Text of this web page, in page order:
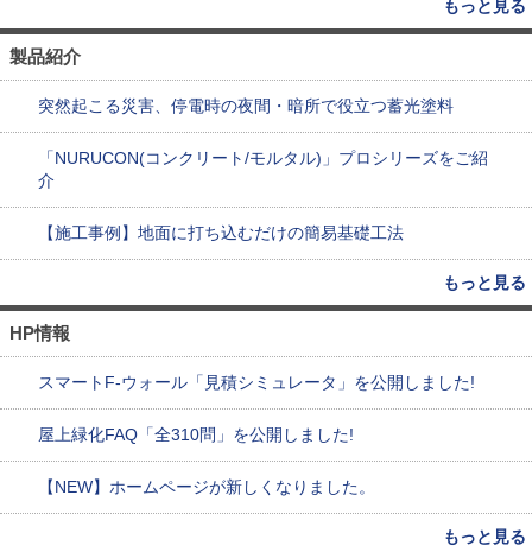
もっと見る
製品紹介
突然起こる災害、停電時の夜間・暗所で役立つ蓄光塗料
「NURUCON(コンクリート/モルタル)」プロシリーズをご紹
介
【施工事例】地面に打ち込むだけの簡易基礎工法
もっと見る
HP情報
スマートF-ウォール「見積シミュレータ」を公開しました!
屋上緑化FAQ「全310問」を公開しました!
【NEW】ホームページが新しくなりました。
もっと見る